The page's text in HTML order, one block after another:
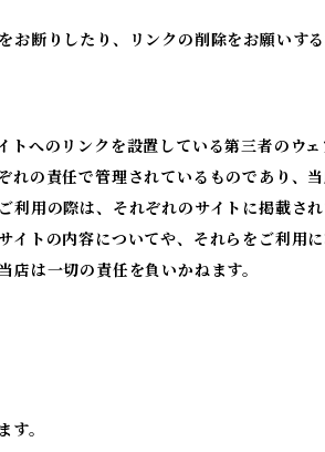
お断りしたり、リンクの削除をお願いす
トへのリンクを設置している第三者のウェ
れの責任で管理されているものであり、
利用の際は、それぞれのサイトに掲載さ
イトの内容についてや、それらをご利用に
は一切の責任を負いかねます。
。